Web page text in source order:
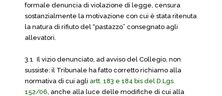
formale denuncia di violazione di legge, censura
sostanzialmente la motivazione con cui è stata ritenuta
la natura di rifiuto del “pastazzo” consegnato agli
allevatori.
3.1 Il vizio denunciato, ad avviso del Collegio, non
sussiste: il Tribunale ha fatto corretto richiamo alla
normativa di cui agli artt. 183 e 184 bis del D.Lgs.
152/06, anche alla luce delle modifiche di cui alla